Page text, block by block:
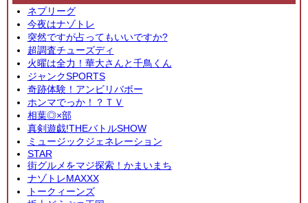
ネプリーグ
今夜はナゾトレ
突然ですが占ってもいいですか?
超調査チューズディ
火曜は全力！華大さんと千鳥くん
ジャンクSPORTS
奇跡体験！アンビリバボー
ホンマでっか！？ＴＶ
相葉◎×部
真剣遊戯!THEバトルSHOW
ミュージックジェネレーション
STAR
街グルメをマジ探索！かまいまち
ナゾトレMAXXX
トークィーンズ